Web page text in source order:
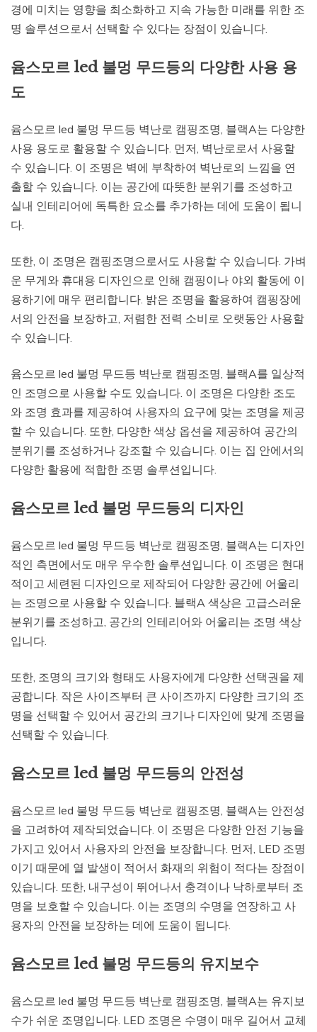
경에 미치는 영향을 최소화하고 지속 가능한 미래를 위한 조
명 솔루션으로서 선택할 수 있다는 장점이 있습니다.
윰스모르 led 불멍 무드등의 다양한 사용 용
도
윰스모르 led 불멍 무드등 벽난로 캠핑조명, 블랙A는 다양한
사용 용도로 활용할 수 있습니다. 먼저, 벽난로로서 사용할
수 있습니다. 이 조명은 벽에 부착하여 벽난로의 느낌을 연
출할 수 있습니다. 이는 공간에 따뜻한 분위기를 조성하고
실내 인테리어에 독특한 요소를 추가하는 데에 도움이 됩니
다.
또한, 이 조명은 캠핑조명으로서도 사용할 수 있습니다. 가벼
운 무게와 휴대용 디자인으로 인해 캠핑이나 야외 활동에 이
용하기에 매우 편리합니다. 밝은 조명을 활용하여 캠핑장에
서의 안전을 보장하고, 저렴한 전력 소비로 오랫동안 사용할
수 있습니다.
윰스모르 led 불멍 무드등 벽난로 캠핑조명, 블랙A를 일상적
인 조명으로 사용할 수도 있습니다. 이 조명은 다양한 조도
와 조명 효과를 제공하여 사용자의 요구에 맞는 조명을 제공
할 수 있습니다. 또한, 다양한 색상 옵션을 제공하여 공간의
분위기를 조성하거나 강조할 수 있습니다. 이는 집 안에서의
다양한 활용에 적합한 조명 솔루션입니다.
윰스모르 led 불멍 무드등의 디자인
윰스모르 led 불멍 무드등 벽난로 캠핑조명, 블랙A는 디자인
적인 측면에서도 매우 우수한 솔루션입니다. 이 조명은 현대
적이고 세련된 디자인으로 제작되어 다양한 공간에 어울리
는 조명으로 사용할 수 있습니다. 블랙A 색상은 고급스러운
분위기를 조성하고, 공간의 인테리어와 어울리는 조명 색상
입니다.
또한, 조명의 크기와 형태도 사용자에게 다양한 선택권을 제
공합니다. 작은 사이즈부터 큰 사이즈까지 다양한 크기의 조
명을 선택할 수 있어서 공간의 크기나 디자인에 맞게 조명을
선택할 수 있습니다.
윰스모르 led 불멍 무드등의 안전성
윰스모르 led 불멍 무드등 벽난로 캠핑조명, 블랙A는 안전성
을 고려하여 제작되었습니다. 이 조명은 다양한 안전 기능을
가지고 있어서 사용자의 안전을 보장합니다. 먼저, LED 조명
이기 때문에 열 발생이 적어서 화재의 위험이 적다는 장점이
있습니다. 또한, 내구성이 뛰어나서 충격이나 낙하로부터 조
명을 보호할 수 있습니다. 이는 조명의 수명을 연장하고 사
용자의 안전을 보장하는 데에 도움이 됩니다.
윰스모르 led 불멍 무드등의 유지보수
윰스모르 led 불멍 무드등 벽난로 캠핑조명, 블랙A는 유지보
수가 쉬운 조명입니다. LED 조명은 수명이 매우 길어서 교체